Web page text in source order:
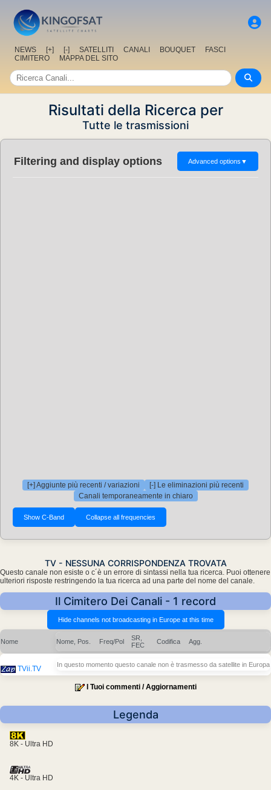
NEWS [+] [-] SATELLITI CANALI BOUQUET
FASCI
CIMITERO
MAPPA DEL SITO
Risultati della Ricerca per
Tutte le trasmissioni
Filtering and display options Advanced options ▼
[+] Aggiunte più recenti / variazioni
[-] Le eliminazioni più recenti
Canali temporaneamente in chiaro
TV - NESSUNA CORRISPONDENZA TROVATA
Questo canale non esiste o c´è un errore di sintassi nella tua ricerca. Puoi ottenere
ulteriori risposte restringendo la tua ricerca ad una parte del nome del canale.
Il Cimitero Dei Canali - 1 record
Nome Nome, Pos. Freq/Pol
SR,
FEC
Codifica Agg.
TVii.TV In questo momento questo canale non è trasmesso da satellite in Europa
I Tuoi commenti / Aggiornamenti
Legenda
8K - Ultra HD
4K - Ultra HD